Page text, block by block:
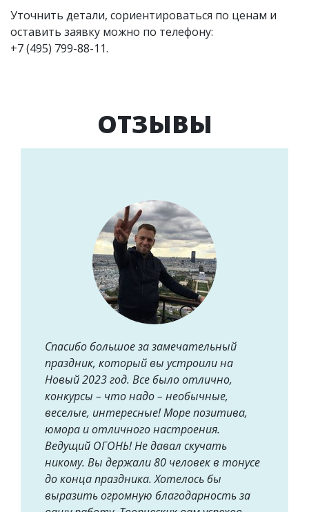
Уточнить детали, сориентироваться по ценам и
оставить заявку можно по телефону:
+7 (495) 799-88-11.
ОТЗЫВЫ
Спасибо большое за замечательный
праздник, который вы устроили на
Новый 2023 год. Все было отлично,
конкурсы – что надо – необычные,
веселые, интересные! Море позитива,
юмора и отличного настроения.
Ведущий ОГОНЬ! Не давал скучать
никому. Вы держали 80 человек в тонусе
до конца праздника. Хотелось бы
выразить огромную благодарность за